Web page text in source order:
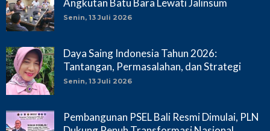
Senin, 13 Juli 2026
Daya Saing Indonesia Tahun 2026:
Tantangan, Permasalahan, dan Strategi
Senin, 13 Juli 2026
Pembangunan PSEL Bali Resmi Dimulai, PLN